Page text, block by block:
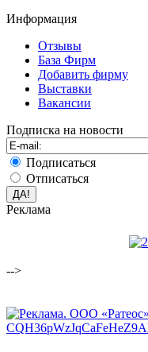
Информация
Отзывы
База Фирм
Добавить фирму
Выставки
Вакансии
Подписка на новости
Подписаться
Отписаться
Реклама
-->